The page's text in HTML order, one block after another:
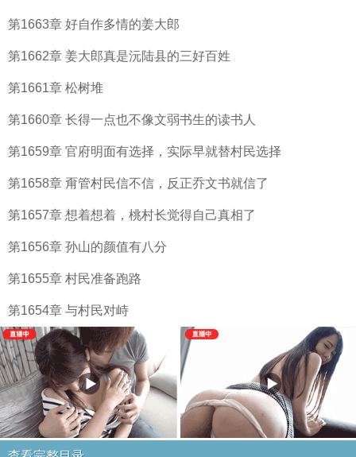
第1663章 好自作多情的姜大郎
第1662章 姜大郎真是沅陆县的三好百姓
第1661章 松树堆
第1660章 长得一点也不像文弱书生的读书人
第1659章 官府明面有选择，实际早就替村民选择
第1658章 甭管村民信不信，反正乔文书就信了
第1657章 想着想着，桃村长觉得自己真相了
第1656章 孙山的颜值有八分
第1655章 村民准备跑路
第1654章 与村民对峙